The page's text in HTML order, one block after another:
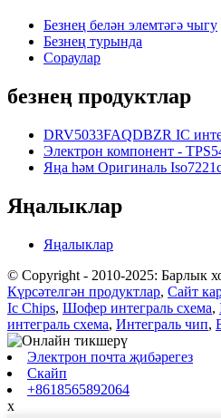
Безнең белән элемтәгә чыгу
Безнең турында
Сораулар
безнең продуктлар
DRV5033FAQDBZR IC
Электрон компонент -
Яңа һәм Оригиналь
Яңалыклар
Яңалыклар
© Copyright - 2010-2025: Барлык
Күрсәтелгән продуктлар, Сайт
Ic Chips, Шофер интеграль схема,
интеграль схема, Интеграль чип,
Электрон почта җибәрегез
Скайп
+8618565892064
x